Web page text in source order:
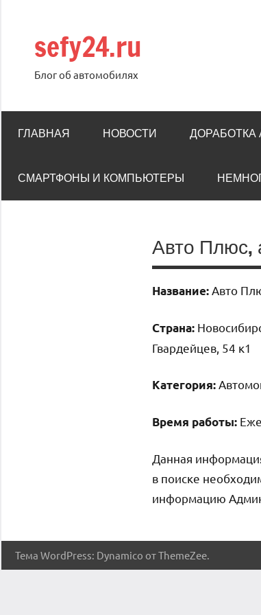
содержимому
sefy24.ru
Блог об автомобилях
ГЛАВНАЯ НОВОСТИ
СМАРТФОНЫ И КОМПЬЮТЕРЫ
Авто Плюс,
Название: Авто
Страна:
Гвардейцев, 54 к1
Категория:
Время работы:
Данная
в поиске
информацию
Тема WordPress: Dynamico от ThemeZee.